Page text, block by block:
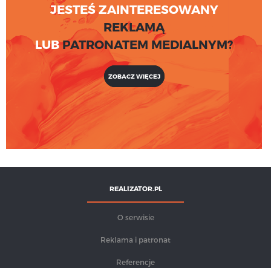
JESTEŚ ZAINTERESOWANY
REKLAMĄ
LUBPATRONATEM MEDIALNYM?
ZOBACZ WIĘCEJ
REALIZATOR.PL
O serwisie
Reklama i patronat
Referencje